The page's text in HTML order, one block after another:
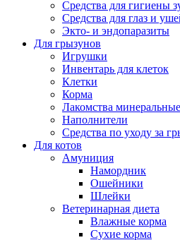
Средства для гигиены
Средства для глаз и
Экто- и эндопаразиты
Для грызунов
Игрушки
Инвентарь для клеток
Клетки
Корма
Лакомства
Наполнители
Средства по уходу за
Для котов
Амуниция
Намордник
Ошейники
Шлейки
Ветеринарная диета
Влажные корма
Сухие корма